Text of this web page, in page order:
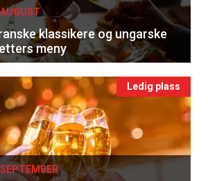
klassikere og ungarske
meny
Ledig plass